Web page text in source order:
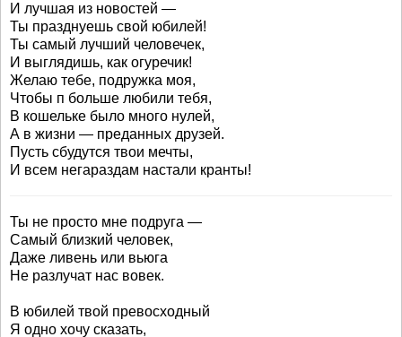
И лучшая из новостей —
Ты празднуешь свой юбилей!
Ты самый лучший человечек,
И выглядишь, как огуречик!
Желаю тебе, подружка моя,
Чтобы п больше любили тебя,
В кошельке было много нулей,
А в жизни — преданных друзей.
Пусть сбудутся твои мечты,
И всем негараздам настали кранты!
Ты не просто мне подруга —
Самый близкий человек,
Даже ливень или вьюга
Не разлучат нас вовек.
В юбилей твой превосходный
Я одно хочу сказать,